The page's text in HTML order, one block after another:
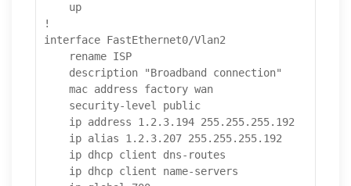
    up
!
interface FastEthernet0/Vlan2
    rename ISP
    description "Broadband connection"
    mac address factory wan
    security-level public
    ip address 1.2.3.194 255.255.255.192
    ip alias 1.2.3.207 255.255.255.192
    ip dhcp client dns-routes
    ip dhcp client name-servers